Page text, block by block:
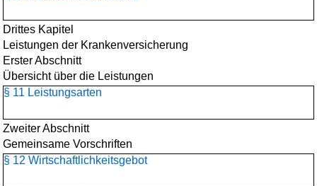
Drittes Kapitel
Leistungen der Krankenversicherung
Erster Abschnitt
Übersicht über die Leistungen
§ 11 Leistungsarten
Zweiter Abschnitt
Gemeinsame Vorschriften
§ 12 Wirtschaftlichkeitsgebot